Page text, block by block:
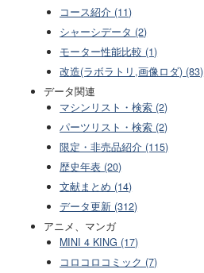
コース紹介 (11)
シャーシデータ (2)
モーター性能比較 (1)
改造(ラボラトリ,画像ロダ) (83)
データ関連
マシンリスト・検索 (2)
パーツリスト・検索 (2)
限定・非売品紹介 (115)
歴史年表 (20)
文献まとめ (14)
データ更新 (312)
アニメ、マンガ
MINI 4 KING (17)
コロコロコミック (7)